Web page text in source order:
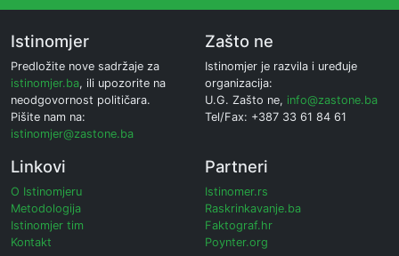
Istinomjer
Predložite nove sadržaje za
istinomjer.ba, ili upozorite na
neodgovornost političara.
Pišite nam na:
istinomjer@zastone.ba
Zašto ne
Istinomjer je razvila i uređuje
organizacija:
U.G. Zašto ne, info@zastone.ba
Tel/Fax: +387 33 61 84 61
Linkovi
O Istinomjeru
Metodologija
Istinomjer tim
Kontakt
Partneri
Istinomer.rs
Raskrinkavanje.ba
Faktograf.hr
Poynter.org